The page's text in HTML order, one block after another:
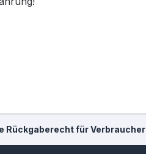
Rückgaberecht für Verbraucher